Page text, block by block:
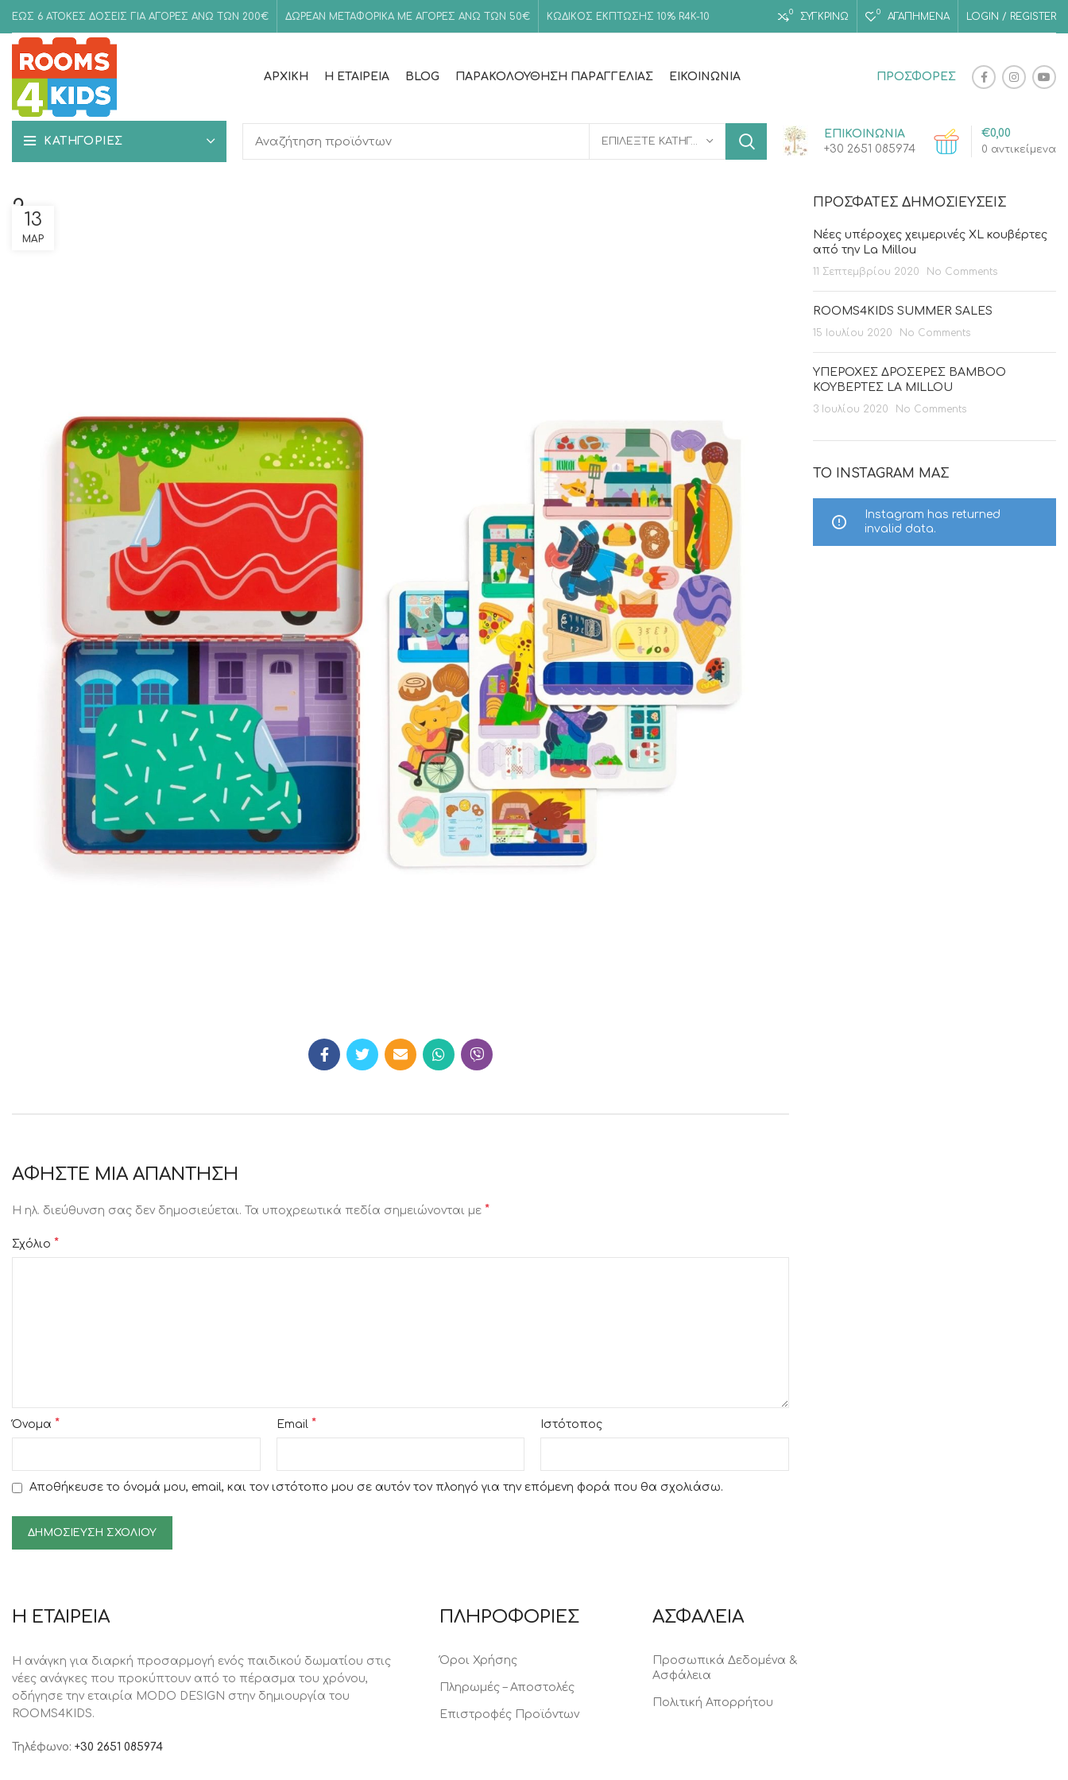
ΕΩΣ 6 ΑΤΟΚΕΣ ΔΟΣΕΙΣ ΓΙΑ ΑΓΟΡΕΣ ΑΝΩ ΤΩΝ 200€ ΔΩΡΕΑΝ ΜΕΤΑΦΟΡΙΚΑ ΜΕ ΑΓΟΡΕΣ ΑΝΩ ΤΩΝ 50€ ΚΩΔΙΚΟΣ ΕΚΠΤΩΣΗΣ 10% R4K-10 0 ΣΥΓΚΡΙΝΩ 0 ΑΓΑΠΗΜΈΝΑ LOGIN / REGISTER
ΑΡΧΙΚΉ Η ΕΤΑΙΡΕΊΑ BLOG ΠΑΡΑΚΟΛΟΎΘΗΣΗ ΠΑΡΑΓΓΕΛΊΑΣ ΕΙΚΟΙΝΩΝΊΑ ΠΡΟΣΦΟΡΕΣ
ΚΑΤΗΓΟΡΙΕΣ ΕΠΙΛΈΞΤΕ ΚΑΤΗΓΟΡΊΑ
ΕΠΙΚΟΙΝΩΝΙΑ
+30 2651 085974
0 αντικείμενα
€0,00
213
ΜΑΡ
ΑΦΉΣΤΕ ΜΙΑ ΑΠΆΝΤΗΣΗ
Η ηλ. διεύθυνση σας δεν δημοσιεύεται. Τα υποχρεωτικά πεδία σημειώνονται με *
Σχόλιο *
Όνομα * Email * Ιστότοπος
Αποθήκευσε το όνομά μου, email, και τον ιστότοπο μου σε αυτόν τον πλοηγό για την επόμενη φορά που θα σχολιάσω.
ΠΡΌΣΦΑΤΕΣ ΔΗΜΟΣΙΕΎΣΕΙΣ
Νέες υπέροχες χειμερινές XL κουβέρτες
από την La Millou
11 Σεπτεμβρίου 2020 No Comments
ROOMS4KIDS SUMMER SALES
15 Ιουλίου 2020 No Comments
ΥΠΕΡΟΧΕΣ ΔΡΟΣΕΡΕΣ BAMBOO
ΚΟΥΒΕΡΤΕΣ LA MILLOU
3 Ιουλίου 2020 No Comments
ΤΟ INSTAGRAM ΜΑΣ
Instagram has returned
invalid data.
Η ΕΤΑΙΡΕΙΑ
Η ανάγκη για διαρκή προσαρμογή ενός παιδικού δωματίου στις
νέες ανάγκες που προκύπτουν από το πέρασμα του χρόνου,
oδήγησε την εταιρία MODO DESIGN στην δημιουργία του
ROOMS4KIDS.
Τηλέφωνο: +30 2651 085974
ΠΛΗΡΟΦΟΡΙΕΣ
Όροι Χρήσης
Πληρωμές – Αποστολές
Επιστροφές Προϊόντων
ΑΣΦΑΛΕΙΑ
Προσωπικά Δεδομένα &
Ασφάλεια
Πολιτική Απορρήτου